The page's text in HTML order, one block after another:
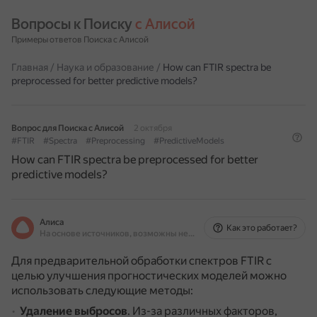
Вопросы к Поиску с Алисой
Примеры ответов Поиска с Алисой
Главная / Наука и образование / How can FTIR spectra be
preprocessed for better predictive models?
Вопрос для Поиска с Алисой
2 октября
#FTIR
#Spectra #Preprocessing #PredictiveModels
How can FTIR spectra be preprocessed for better
predictive models?
Алиса
На основе источников, возможны неточности
Как это работает?
Для предварительной обработки спектров FTIR с
целью улучшения прогностических моделей можно
использовать следующие методы:
Удаление выбросов. Из-за различных факторов,